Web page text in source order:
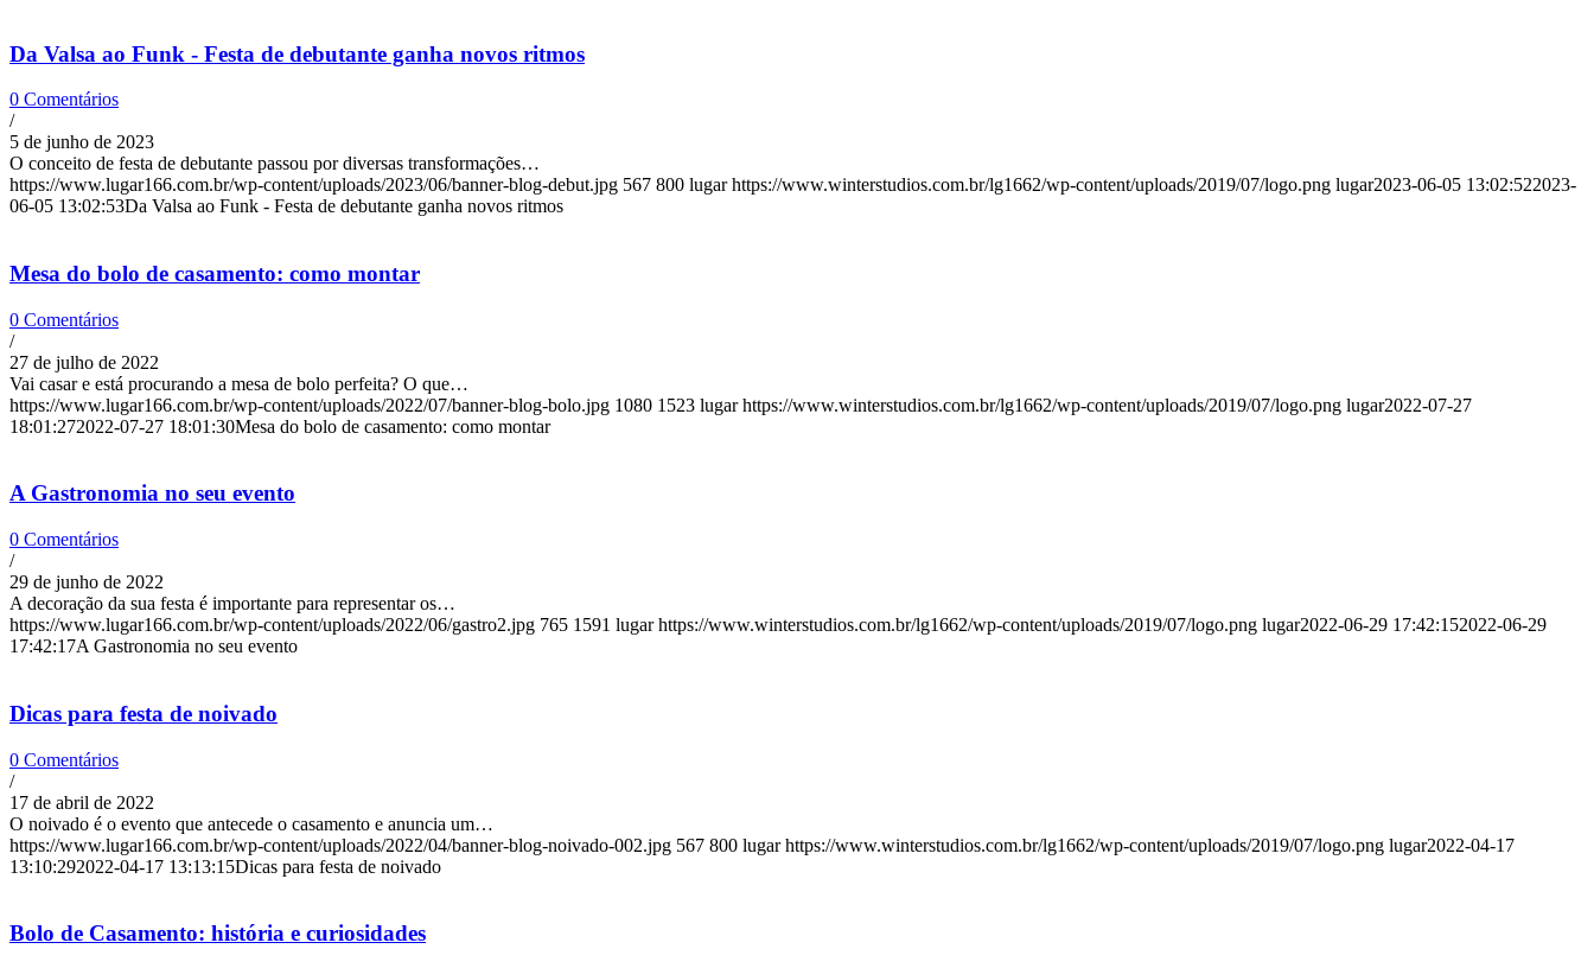
Da Valsa ao Funk - Festa de debutante ganha novos ritmos
0 Comentários
/
5 de junho de 2023
O conceito de festa de debutante passou por diversas transformações…
https://www.lugar166.com.br/wp-content/uploads/2023/06/banner-blog-debut.jpg 567 800 lugar https://www.winterstudios.com.br/lg1662/wp-content/uploads/2019/07/logo.png lugar2023-06-05 13:02:522023-
06-05 13:02:53Da Valsa ao Funk - Festa de debutante ganha novos ritmos
Mesa do bolo de casamento: como montar
0 Comentários
/
27 de julho de 2022
Vai casar e está procurando a mesa de bolo perfeita? O que…
https://www.lugar166.com.br/wp-content/uploads/2022/07/banner-blog-bolo.jpg 1080 1523 lugar https://www.winterstudios.com.br/lg1662/wp-content/uploads/2019/07/logo.png lugar2022-07-27
18:01:272022-07-27 18:01:30Mesa do bolo de casamento: como montar
A Gastronomia no seu evento
0 Comentários
/
29 de junho de 2022
A decoração da sua festa é importante para representar os…
https://www.lugar166.com.br/wp-content/uploads/2022/06/gastro2.jpg 765 1591 lugar https://www.winterstudios.com.br/lg1662/wp-content/uploads/2019/07/logo.png lugar2022-06-29 17:42:152022-06-29
17:42:17A Gastronomia no seu evento
Dicas para festa de noivado
0 Comentários
/
17 de abril de 2022
O noivado é o evento que antecede o casamento e anuncia um…
https://www.lugar166.com.br/wp-content/uploads/2022/04/banner-blog-noivado-002.jpg 567 800 lugar https://www.winterstudios.com.br/lg1662/wp-content/uploads/2019/07/logo.png lugar2022-04-17
13:10:292022-04-17 13:13:15Dicas para festa de noivado
Bolo de Casamento: história e curiosidades